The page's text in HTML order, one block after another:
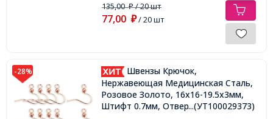
135,00₽/ 20 шт
77,00 ₽/ 20 шт
-28%
Швензы Крючок,
Нержавеющая Медицинская Сталь,
Розовое Золото, 16х16-19.5х3мм,
Штифт 0.7мм, Отверстие 2мм,
...(УТ100029373)